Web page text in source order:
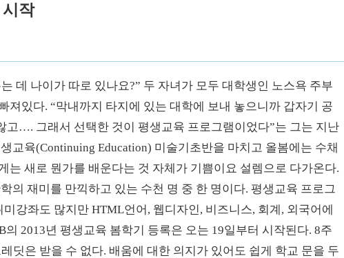
작
데 나이가 따로 있나요?” 두 자녀가 모두 대학생인 노스욕 주부
져있다. “막내까지 타지에 있는 대학에 보내 놓으니까 갑자기 공
고…. 그래서 선택한 것이 평생교육 프로그램이었다”는 그는 지난
교육(Continuing Education) 미술기초반을 마치고 올봄에는 수채
는 새로 뭔가를 배운다는 것 자체가 기쁨이요 설렘으로 다가온다.
의 재미를 만끽하고 있는 수천 명 중 한 명이다. 평생교육 프로그
강좌도 많지만 HTML언어, 웹디자인, 비즈니스, 회계, 외국어에
의 2013년 평생교육 봄학기 등록은 오는 19일부터 시작된다. 8주
딧은 받을 수 없다. 배움에 대한 의지가 있어도 쉽게 학교 문을 두